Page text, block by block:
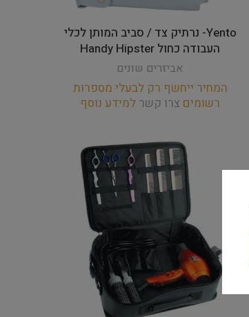
Yento- נרתיק צד / סביב המותן לכלי
העבודה כחול Handy Hipster
אביזרים שונים
המחיר ייחשף רק לבעלי מספרות
רשומים צרו קשר למידע נוסף